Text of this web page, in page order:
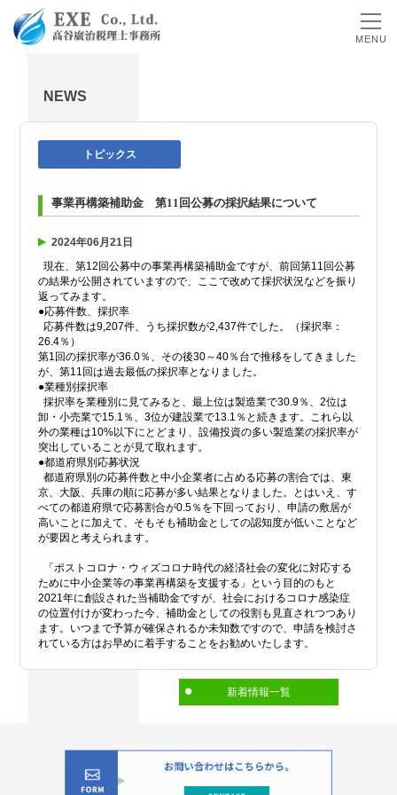
MENU
NEWS
トピックス
事業再構築補助金 第11回公募の採択結果について
2024年06月21日
現在、第12回公募中の事業再構築補助金ですが、前回第11回公募
の結果が公開されていますので、ここで改めて採択状況などを振り
返ってみます。
●応募件数、採択率
応募件数は9,207件、うち採択数が2,437件でした。（採択率：
26.4％）
第1回の採択率が36.0％、その後30～40％台で推移をしてきました
が、第11回は過去最低の採択率となりました。
●業種別採択率
採択率を業種別に見てみると、最上位は製造業で30.9％、2位は
卸・小売業で15.1％、3位が建設業で13.1％と続きます。これら以
外の業種は10%以下にとどまり、設備投資の多い製造業の採択率が
突出していることが見て取れます。
●都道府県別応募状況
都道府県別の応募件数と中小企業者に占める応募の割合では、東
京、大阪、兵庫の順に応募が多い結果となりました。とはいえ、す
べての都道府県で応募割合が0.5％を下回っており、申請の敷居が
高いことに加えて、そもそも補助金としての認知度が低いことなど
が要因と考えられます。
「ポストコロナ・ウィズコロナ時代の経済社会の変化に対応する
ために中小企業等の事業再構築を支援する」という目的のもと
2021年に創設された当補助金ですが、社会におけるコロナ感染症
の位置付けが変わった今、補助金としての役割も見直されつつあり
ます。いつまで予算が確保されるか未知数ですので、申請を検討さ
れている方はお早めに着手することをお勧めいたします。
新着情報一覧